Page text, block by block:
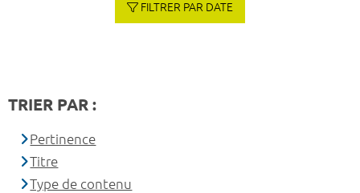
FILTRER PAR DATE
TRIER PAR :
Pertinence
Titre
Type de contenu